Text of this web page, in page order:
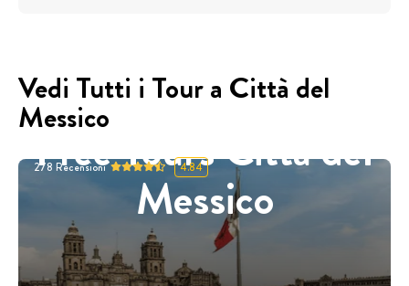
Vedi Tutti i Tour a Città del
Messico
Free Tours Città del
Messico
278 Recensioni 4.84